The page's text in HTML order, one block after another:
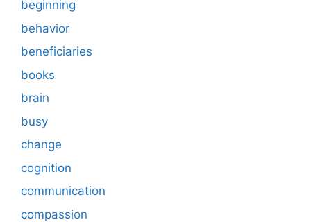
beginning
behavior
beneficiaries
books
brain
busy
change
cognition
communication
compassion